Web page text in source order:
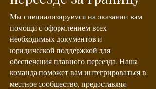
Мы специализируемся на оказании вам
помощи с оформлением всех
необходимых документов и
юридической поддержкой для
обеспечения плавного переезда. Наша
команда поможет вам интегрироваться в
местное сообщество, предоставляя